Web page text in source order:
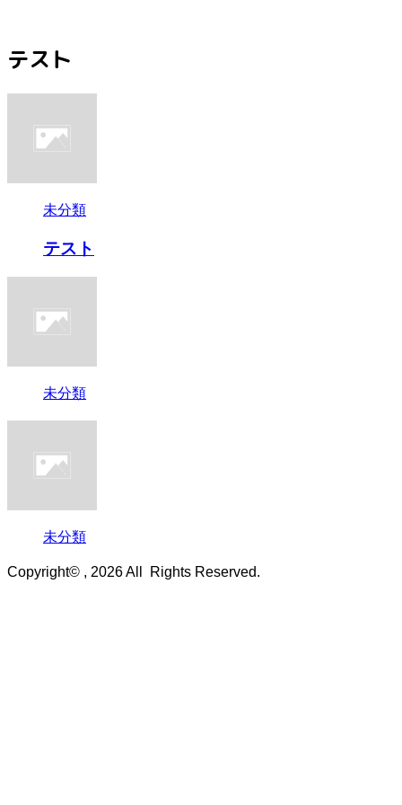
テスト
未分類
テスト
未分類
未分類
Copyright© , 2026 All Rights Reserved.